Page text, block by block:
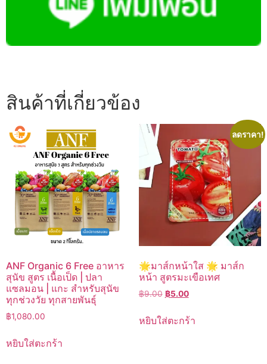
สินค้าที่เกี่ยวข้อง
ANF Organic 6 Free อาหาร
สุนัข สูตร เนื้อเป็ด | ปลา
แซลมอน | แกะ สำหรับสุนัข
ทุกช่วงวัย ทุกสายพันธุ์
฿1,080.00
หยิบใส่ตะกร้า
ลดราคา!
🌟มาส์กหน้าใส 🌟 มาส์ก
หน้า สูตรมะเขือเทศ
฿9.00 Original
was:
฿5.00Current
is:
หยิบใส่ตะกร้า